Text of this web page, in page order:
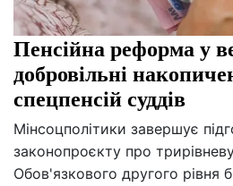
Пенсійна реформа у
добровільні
спецпенсій суддів
Мінсоцполітики завершує
законопроєкту про
Обов'язкового другого рівня